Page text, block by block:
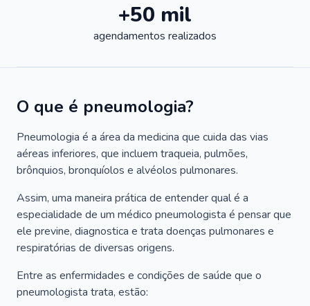
+50 mil
agendamentos realizados
O que é pneumologia?
Pneumologia é a área da medicina que cuida das vias
aéreas inferiores, que incluem traqueia, pulmões,
brônquios, bronquíolos e alvéolos pulmonares.
Assim, uma maneira prática de entender qual é a
especialidade de um médico pneumologista é pensar que
ele previne, diagnostica e trata doenças pulmonares e
respiratórias de diversas origens.
Entre as enfermidades e condições de saúde que o
pneumologista trata, estão: